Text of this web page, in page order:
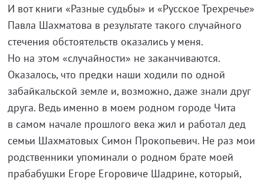
И вот книги «Разные судьбы» и «Русское Трехречье»
Павла Шахматова в результате такого случайного
стечения обстоятельств оказались у меня.
Но на этом «случайности» не заканчиваются.
Оказалось, что предки наши ходили по одной
забайкальской земле и, возможно, даже знали друг
друга. Ведь именно в моем родном городе Чита
в самом начале прошлого века жил и работал дед
семьи Шахматовых Симон Прокопьевич. Не раз мои
родственники упоминали о родном брате моей
прабабушки Егоре Егоровиче Шадрине, который,